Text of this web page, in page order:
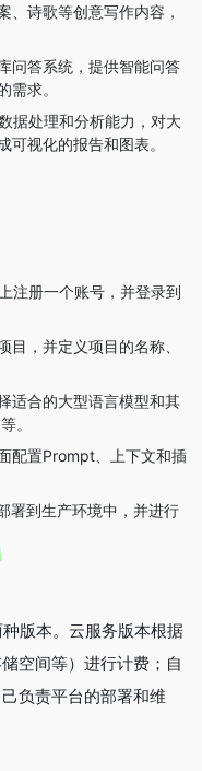
、诗歌等创意写作内容，
问答系统，提供智能问答
需求。
据处理和分析能力，对大
视化的报告和图表。
注册一个账号，并登录到
目，并定义项目的名称、
适合的大型语言模型和其
。
配置Prompt、上下文和插
署到生产环境中，并进行
版本。云服务版本根据
空间等）进行计费；自
负责平台的部署和维